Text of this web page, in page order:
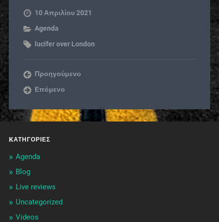
10 Απριλίου 2021
Agenda
lucifer over London
Προηγούμενο
Επόμενο
KΑΤΗΓΟΡΊΕΣ
Agenda
Blog
Live reviews
Uncategorized
Videos